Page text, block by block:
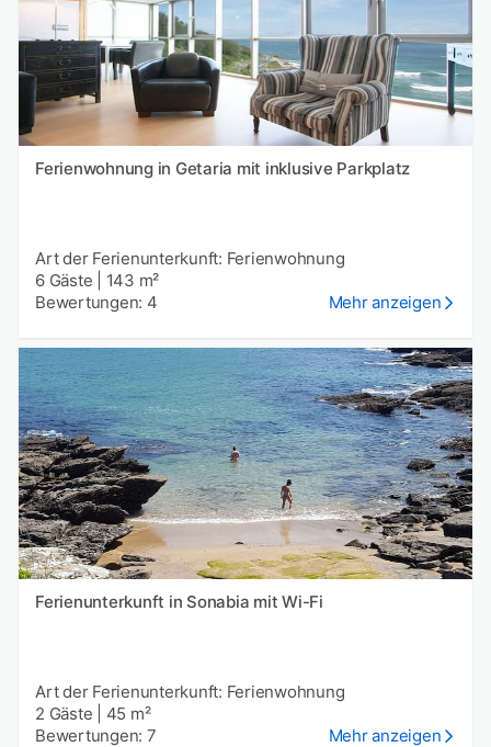
Ferienwohnung in Getaria mit inklusive Parkplatz
Art der Ferienunterkunft: Ferienwohnung
6 Gäste
143 m²
Bewertungen: 4
Mehr anzeigen
Ferienunterkunft in Sonabia mit Wi-Fi
Art der Ferienunterkunft: Ferienwohnung
2 Gäste
45 m²
Bewertungen: 7
Mehr anzeigen